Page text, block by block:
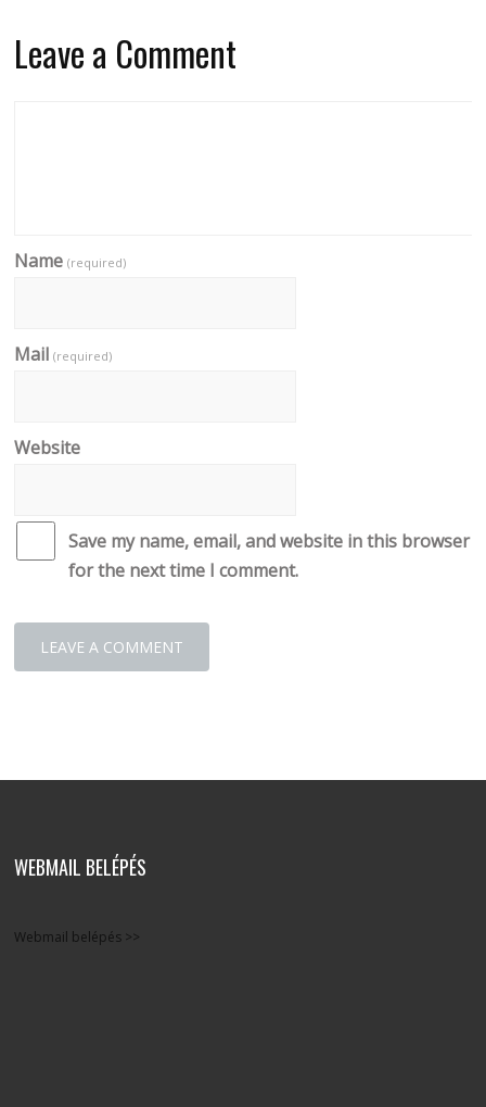
Leave a Comment
Name(required)
Mail(required)
Website
Save my name, email, and website in this browser
for the next time I comment.
WEBMAIL BELÉPÉS
Webmail belépés >>